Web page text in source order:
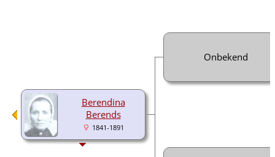
Berendina
Berends
1841-1891
Onbekend